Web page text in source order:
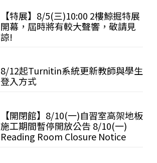
【特展】8/5(三)10:00 2樓鯨掘特展
開幕，屆時將有較大聲響，敬請見
諒!
8/12起Turnitin系統更新教師與學生
登入方式
【開閉館】8/10(一)自習室高架地板
施工期間暫停開放公告 8/10(一)
Reading Room Closure Notice